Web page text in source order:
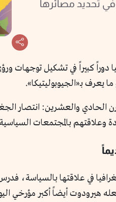
تحديد مصائرها
دوراً كبيراً في تشكيل توجهات
يعرف بـ«الجيوبوليتيكا».
والعشرين: انتصار
بالمجتمعات
في علاقتها بالسياسة، فدرس
هيرودوت أيضاً أكبر مؤرخي